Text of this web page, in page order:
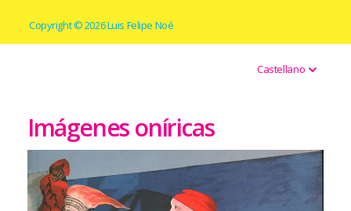
Copyright © 2026 Luis Felipe Noé
Castellano
Imágenes oníricas